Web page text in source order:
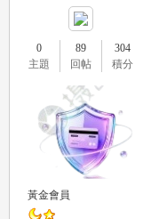
0
主題
89
回帖
304
積分
黃金會員